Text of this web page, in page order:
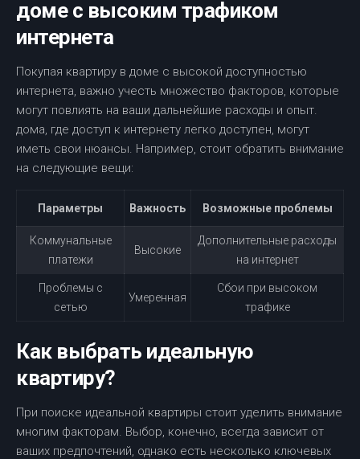
доме с высоким трафиком
интернета
Покупая квартиру в доме с высокой доступностью
интернета, важно учесть множество факторов, которые
могут повлиять на ваши дальнейшие расходы и опыт.
дома, где доступ к интернету легко доступен, могут
иметь свои нюансы. Например, стоит обратить внимание
на следующие вещи:
Параметры Важность Возможные проблемы
Коммунальные
платежи
Высокие
Дополнительные расходы
на интернет
Проблемы с
сетью
Умеренная
Сбои при высоком
трафике
Как выбрать идеальную
квартиру?
При поиске идеальной квартиры стоит уделить внимание
многим факторам. Выбор, конечно, всегда зависит от
ваших предпочтений, однако есть несколько ключевых